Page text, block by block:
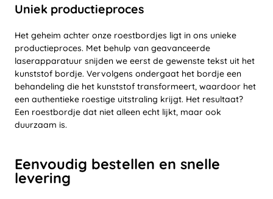
Uniek productieproces
Het geheim achter onze roestbordjes ligt in ons unieke
productieproces. Met behulp van geavanceerde
laserapparatuur snijden we eerst de gewenste tekst uit het
kunststof bordje. Vervolgens ondergaat het bordje een
behandeling die het kunststof transformeert, waardoor het
een authentieke roestige uitstraling krijgt. Het resultaat?
Een roestbordje dat niet alleen echt lijkt, maar ook
duurzaam is.
Eenvoudig bestellen en snelle
levering